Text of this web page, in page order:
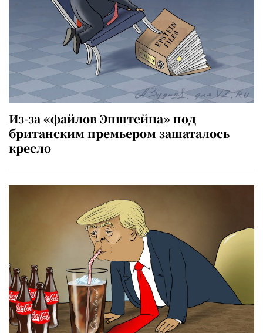
Из-за «файлов Эпштейна» под
британским премьером зашаталось
кресло